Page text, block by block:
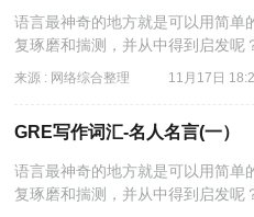
语言最神奇的地方就是可以用简单
复琢磨和揣测，并从中得到启发
来源 : 网络综合整理 11月17日
GRE写作词汇-名人名言(一）
语言最神奇的地方就是可以用简单
复琢磨和揣测，并从中得到启发